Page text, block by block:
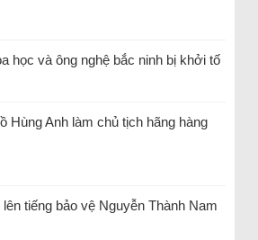
học và ông nghệ bắc ninh bị khởi tố
Hùng Anh làm chủ tịch hãng hàng
lên tiếng bảo vệ Nguyễn Thành Nam